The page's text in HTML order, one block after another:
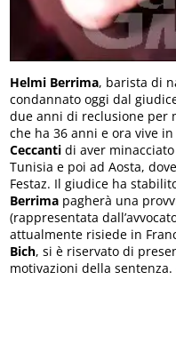
Helmi Berrima, barista di
condannato oggi dal
due anni di reclusione per
che ha 36 anni e ora vive
Ceccanti di aver
Tunisia e poi ad Aosta,
Festaz. Il giudice ha
Berrima pagherà una
(rappresentata
attualmente risiede in
Bich, si è riservato di
motivazioni della